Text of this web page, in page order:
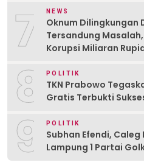
7 NEWS
Oknum Dilingkungan
Tersandung
Korupsi Miliaran
8 POLITIK
TKN Prabowo
Gratis Terbukti
9 POLITIK
Subhan Efendi, Caleg
Lampung 1 Partai